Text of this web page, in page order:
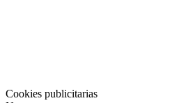
Cookies publicitarias